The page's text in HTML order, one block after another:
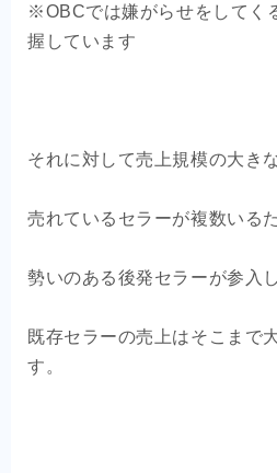
※OBCでは嫌がらせをしてく
握しています
それに対して売上規模の大き
売れているセラーが複数いる
勢いのある後発セラーが参入
既存セラーの売上はそこまで
す。